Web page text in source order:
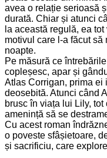
avea o relație serioasă
durată. Chiar și atunci
la această regulă, ea
motivul care l-a făcut
noapte.
Pe măsură ce
copleșesc, apar și
Atlas Corrigan, prima ei
deosebită. Atunci când
brusc în viața lui Lily,
amenință să se
Cu acest roman
o poveste sfâșietoare,
și sacrificiu, care